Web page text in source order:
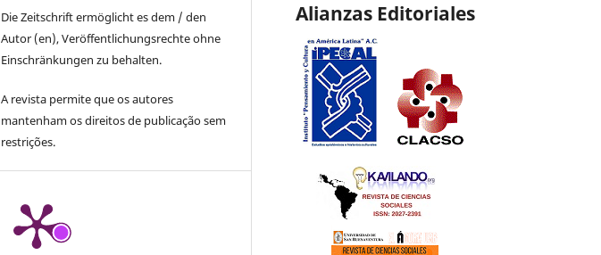
Die Zeitschrift ermöglicht es dem / den
Autor (en), Veröffentlichungsrechte ohne
Einschränkungen zu behalten.
A revista permite que os autores
mantenham os direitos de publicação sem
restrições.
Alianzas Editoriales